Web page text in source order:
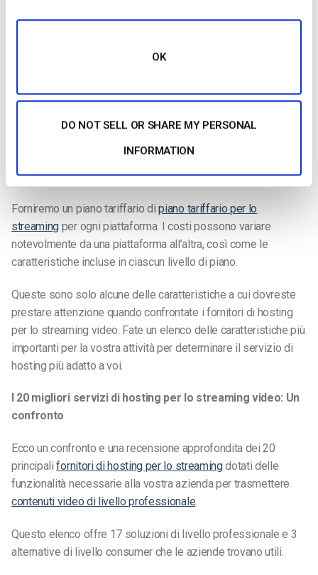
OK
DO NOT SELL OR SHARE MY PERSONAL
INFORMATION
consentono di creare applicazioni, piattaforme video, flussi di
video in diretta .
Che abbiate un budget fisso o infinito, il costo è sempre un
fattore di scelta tra le soluzioni di video hosting.
Forniremo un piano tariffario dipiano tariffario per lo
streaming per ogni piattaforma. I costi possono variare
notevolmente da una piattaforma all’altra, così come le
caratteristiche incluse in ciascun livello di piano.
Queste sono solo alcune delle caratteristiche a cui dovreste
prestare attenzione quando confrontate i fornitori di hosting
per lo streaming video. Fate un elenco delle caratteristiche più
importanti per la vostra attività per determinare il servizio di
hosting più adatto a voi.
I 20 migliori servizi di hosting per lo streaming video: Un
confronto
Ecco un confronto e una recensione approfondita dei 20
principalifornitori di hosting per lo streamingdotati delle
funzionalità necessarie alla vostra azienda per trasmettere
contenuti video di livello professionale.
Questo elenco offre 17 soluzioni di livello professionale e 3
alternative di livello consumer che le aziende trovano utili.